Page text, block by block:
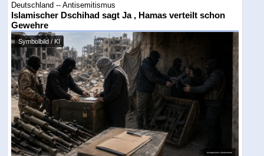
Deutschland -- Antisemitismus
Islamischer Dschihad sagt Ja , Hamas verteilt schon
Gewehre
Symbolbild / KI